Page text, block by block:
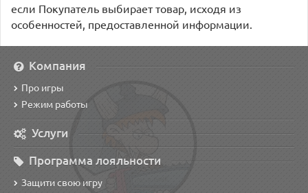
если Покупатель выбирает товар, исходя из
особенностей, предоставленной информации.
Компания
Про игры
Режим работы
Услуги
Программа лояльности
Защити свою игру